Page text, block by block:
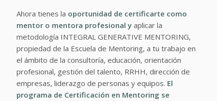
Ahora tienes la oportunidad de certificarte como
mentor o mentora profesional yaplicar la
metodología INTEGRAL GENERATIVE MENTORING,
propiedad de la Escuela de Mentoring, a tu trabajo en
el ámbito de la consultoría, educación, orientación
profesional, gestión del talento, RRHH, dirección de
empresas, liderazgo de personas y equipos. El
programa de Certificación en Mentoring se